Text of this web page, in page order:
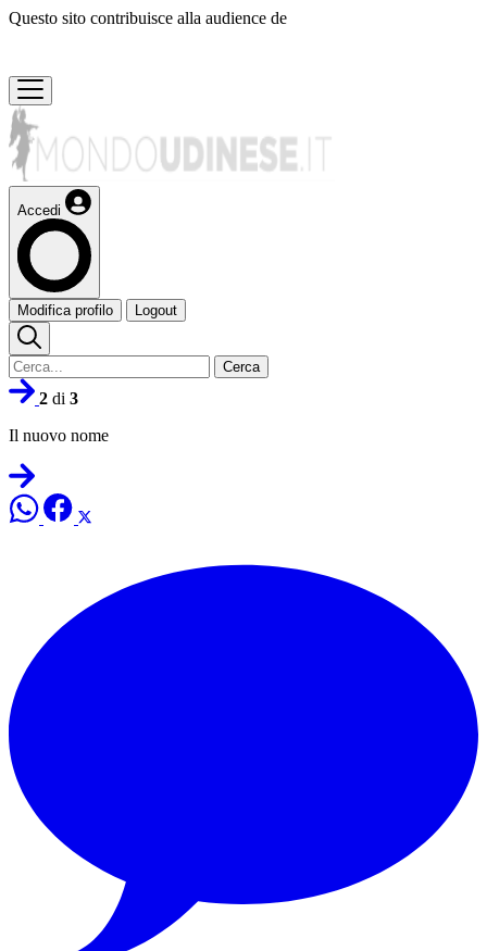
Questo sito contribuisce alla audience de
Accedi
Modifica profilo Logout
Cerca
2 di 3
Il nuovo nome